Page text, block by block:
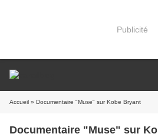
Publicité
Accueil » Documentaire "Muse" sur Kobe Bryant
Documentaire "Muse" sur